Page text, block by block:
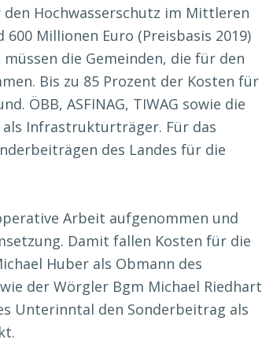
Hochwasserschutz im Mittleren
Millionen Euro (Preisbasis 2019)
die Gemeinden, die für den
Bis zu 85 Prozent der Kosten für
ÖBB, ASFINAG, TIWAG sowie die
Infrastrukturträger. Für das
des Landes für die
Arbeit aufgenommen und
Damit fallen Kosten für die
Huber als Obmann des
der Wörgler Bgm Michael Riedhart
Unterinntal den Sonderbeitrag als